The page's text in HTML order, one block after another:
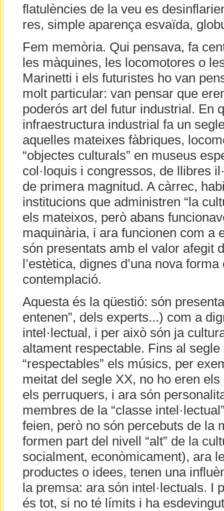
flatulències de la veu es
res, simple aparença esvaïda,
Fem memòria. Qui pensava, fa
les màquines, les locomotores o
Marinetti i els futuristes ho van
molt particular: van pensar que
poderós art del futur industrial. En
infraestructura industrial fa un
aquelles mateixes fàbriques,
“objectes culturals” en museus
col·loquis i congressos, de llibres
de primera magnitud. A càrrec,
institucions que administren “la
els mateixos, però abans
maquinària, i ara funcionen com a
són presentats amb el valor afegit
l’estètica, dignes d’una nova
contemplació.
Aquesta és la qüestió: són
entenen”, dels experts...) com a
intel·lectual, i per això són ja
altament respectable. Fins al segle
“respectables” els músics, per
meitat del segle XX, no ho eren
els perruquers, i ara són
membres de la “classe
feien, però no són percebuts de la
formen part del nivell “alt” de la
socialment, econòmicament), ara
productes o idees, tenen una
la premsa: ara són intel·lectuals. I
és tot, si no té límits i ha